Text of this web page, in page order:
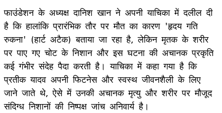
फाउंडेशन के अध्यक्ष दानिश खान ने अपनी याचिका में दलील दी
है कि हालांकि प्रारंभिक तौर पर मौत का कारण 'हृदय गति
रुकना' (हार्ट अटैक) बताया जा रहा है, लेकिन मृतक के शरीर
पर पाए गए चोट के निशान और इस घटना की अचानक प्रकृति
कई गंभीर संदेह पैदा करती है। याचिका में कहा गया है कि
प्रतीक यादव अपनी फिटनेस और स्वस्थ जीवनशैली के लिए
जाने जाते थे, ऐसे में उनकी अचानक मृत्यु और शरीर पर मौजूद
संदिग्ध निशानों की निष्पक्ष जांच अनिवार्य है।